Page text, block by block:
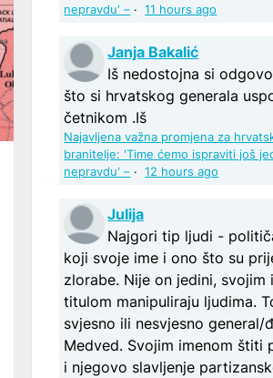
nepravdu' – ·11 hours ago
Janja Bakalić
Iš nedostojna si
što si hrvatskog generala
četnikom .Iš
Najavljena važna promjena za
branitelje: 'Time ćemo ispraviti još
nepravdu' – ·12 hours ago
Julija
Najgori tip ljudi -
koji svoje ime i ono što su
zlorabe. Nije on jedini, svojim
titulom manipuliraju ljudima.
svjesno ili nesvjesno general/
Medved. Svojim imenom štiti
i njegovo slavljenje